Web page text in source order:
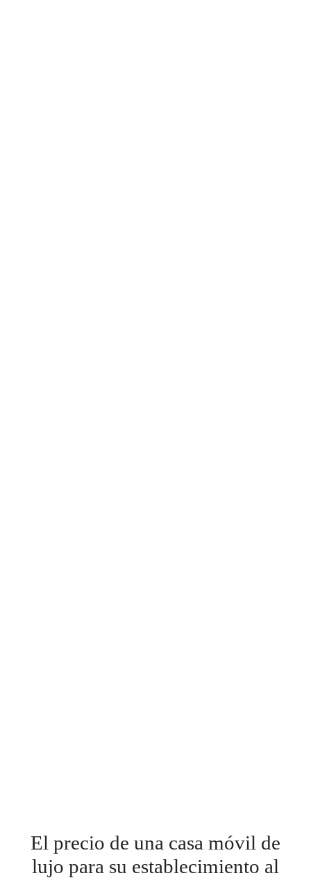
El precio de una casa móvil de
lujo para su establecimiento al